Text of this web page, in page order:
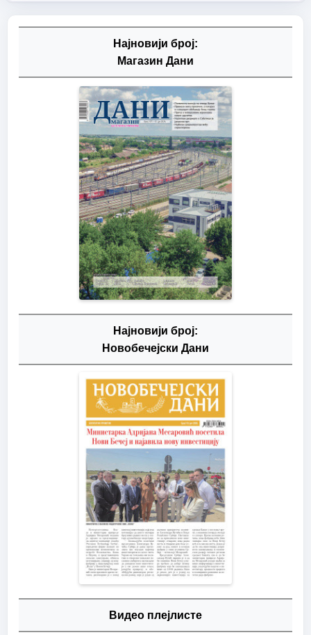
Најновији број:
Магазин Дани
Најновији број:
Новобечејски Дани
Видео плејлисте